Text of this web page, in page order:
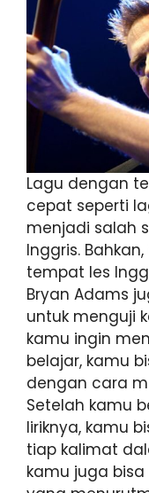
Lagu dengan
cepat seperti
menjadi salah
Inggris.
tempat les
Bryan Adams
untuk menguji
kamu ingin
belajar, kamu
dengan cara
Setelah kamu
liriknya, kamu
tiap kalimat
kamu juga